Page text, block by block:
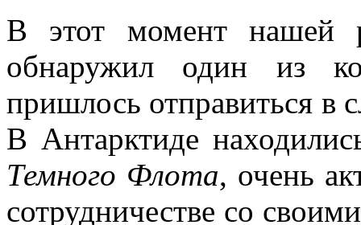
В этот момент нашей
обнаружил один из
пришлось отправиться в
В Антарктиде
Темного Флота, очень
сотрудничестве со